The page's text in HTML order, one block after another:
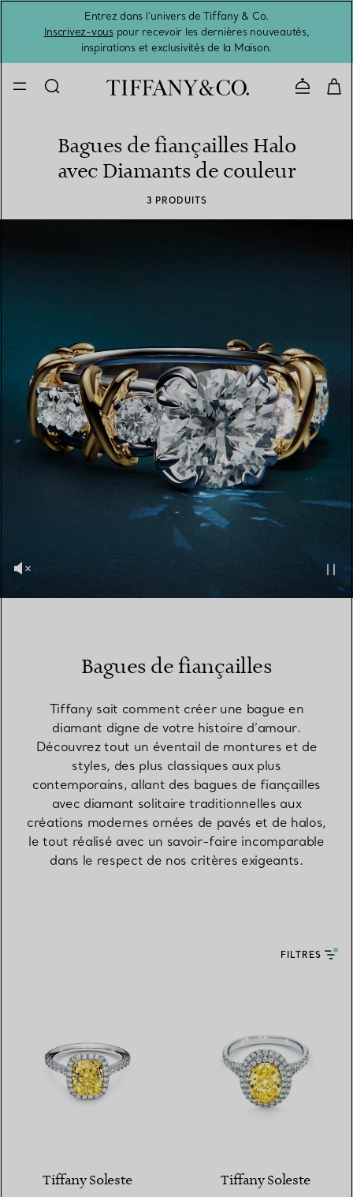
Entrez dans l’univers de Tiffany & Co.
Inscrivez-vouspour recevoir les dernières nouveautés,
inspirations et exclusivités de la Maison.
Bagues de fiançailles Halo
avec Diamants de couleur
3 PRODUITS
Bagues de fiançailles
Tiffany sait comment créer une bague en
diamant digne de votre histoire d’amour.
Découvrez tout un éventail de montures et de
styles, des plus classiques aux plus
contemporains, allant des bagues de fiançailles
avec diamant solitaire traditionnelles aux
créations modernes ornées de pavés et de halos,
le tout réalisé avec un savoir-faire incomparable
dans le respect de nos critères exigeants.
FILTRES
Tiffany Soleste Tiffany Soleste